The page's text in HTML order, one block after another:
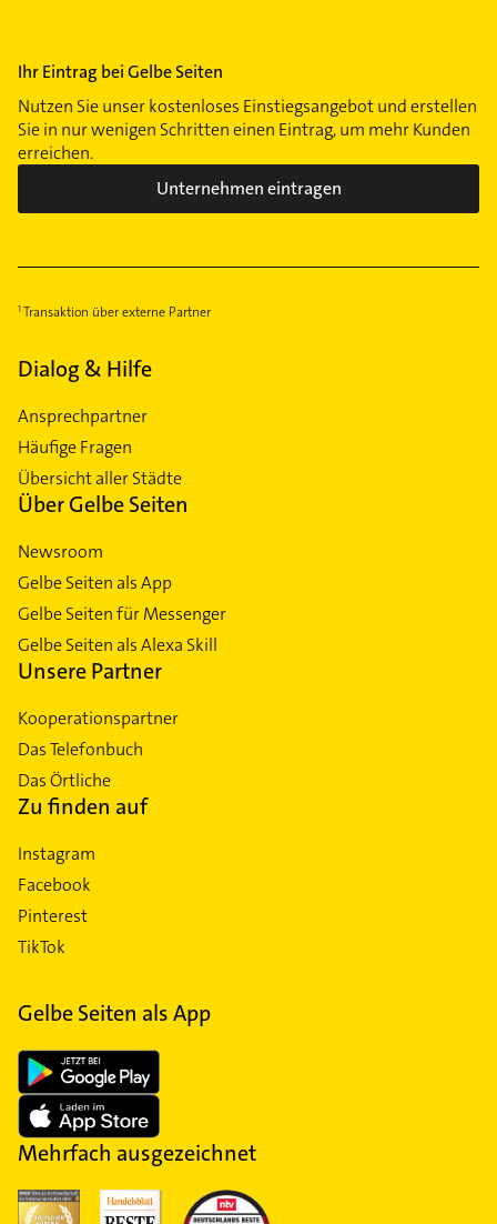
Ihr Eintrag bei Gelbe Seiten
Nutzen Sie unser kostenloses Einstiegsangebot und erstellen
Sie in nur wenigen Schritten einen Eintrag, um mehr Kunden
erreichen.
Unternehmen eintragen
Transaktion über externe Partner
Dialog & Hilfe
Ansprechpartner
Häufige Fragen
Übersicht aller Städte
Über Gelbe Seiten
Newsroom
Gelbe Seiten als App
Gelbe Seiten für Messenger
Gelbe Seiten als Alexa Skill
Unsere Partner
Kooperationspartner
Das Telefonbuch
Das Örtliche
Zu finden auf
Instagram
Facebook
Pinterest
TikTok
Gelbe Seiten als App
Mehrfach ausgezeichnet